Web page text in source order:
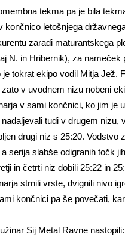
tekma pa je bila
končnico letošnjega
zaradi maturantskega
N. in Hribernik), za
tokrat ekipo vodil Mitja Jež.
v uvodnem nizu nobeni
v sami končnici, ko jim je
tudi v drugem
drugi niz s 25:20.
serija slabše odigranih točk
in četrti niz dobili 25:22 in
strnili vrste, dvignili nivo
končnici pa še povečati,
Sij Metal Ravne